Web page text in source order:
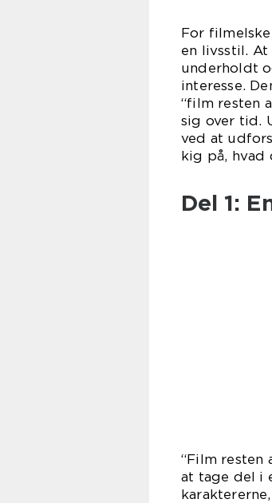
For
en livsstil.
underholdt
interesse.
“film resten
sig over tid.
ved at
kig på, hvad
Del 1:
“Film resten
at tage del i